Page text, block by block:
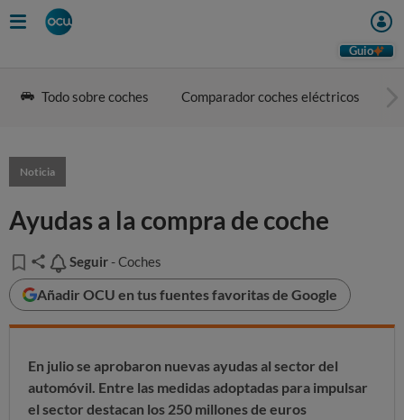
Guio
Todo sobre coches Comparador coches eléctricos
Noticia
Ayudas a la compra de coche
Seguir
Seguir - Coches
Añadir OCU en tus fuentes favoritas de Google
En julio se aprobaron nuevas ayudas al sector del
automóvil. Entre las medidas adoptadas para impulsar
el sector destacan los 250 millones de euros